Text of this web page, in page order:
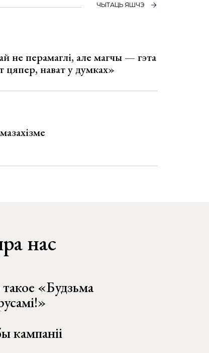
ЧЫТАЦЬ ЯШЧЭ
не перамаглі, але магчы — гэта
цяпер, нават у думках»
нас
«Будзьма
кампаніі